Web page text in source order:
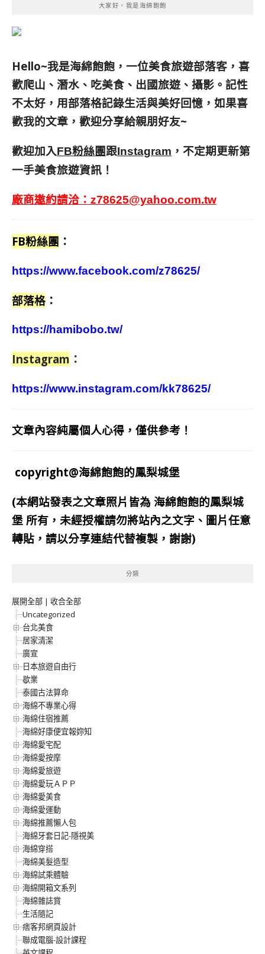
大家好，我是海綿飽飽
Hello~我是海綿飽飽，一位美食旅遊部落客， 喜
歡爬山、潛水、吃美食、出國旅遊、攝影。 記性
不太好，用部落格記錄生活與美好回憶， 如果喜
歡我的文章，歡迎分享給親朋好友~
歡迎加入FB粉絲團跟Instagram ，不定期更新第
一手美食旅遊資訊！
廠商邀約請洽： z78625@yahoo.com.tw
FB粉絲團 ：
https://www.facebook.com/z78625/
部落格 ：
https://hamibobo.tw/
Instagram ：
https://www.instagram.com/kk78625/
文章內容純屬個人心得，僅供參考！
copyright@海綿飽飽的鳳梨城堡
(本網站發表之文章照片皆為 海綿飽飽的鳳梨城
堡 所有，未經授權請勿將站內之文字、圖片任意
轉貼，請以分享連結代替複製，謝謝)
分類
展開全部 | 收合全部
Uncategorized
台北美食
居家清潔
廣宣
日本旅遊自由行
歇業
泰國古法算命
海綿不專業心得
海綿住宿推薦
海綿好康便宜報妳知
海綿愛宅配
海綿愛按摩
海綿愛旅遊
海綿愛玩ＡＰＰ
海綿愛美食
海綿愛運動
海綿推薦懶人包
海綿牙套日記-隱視美
海綿穿搭
海綿美髮造型
海綿試乘體驗
海綿開箱文系列
海綿雜誌賞
生活隨記
痞客邦網頁設計
聯成電腦-設計課程